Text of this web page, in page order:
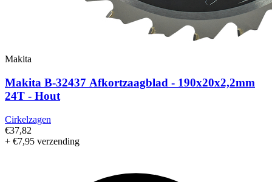
Makita
Makita B-32437 Afkortzaagblad - 190x20x2,2mm
24T - Hout
Cirkelzagen
€37,82
+ €7,95 verzending